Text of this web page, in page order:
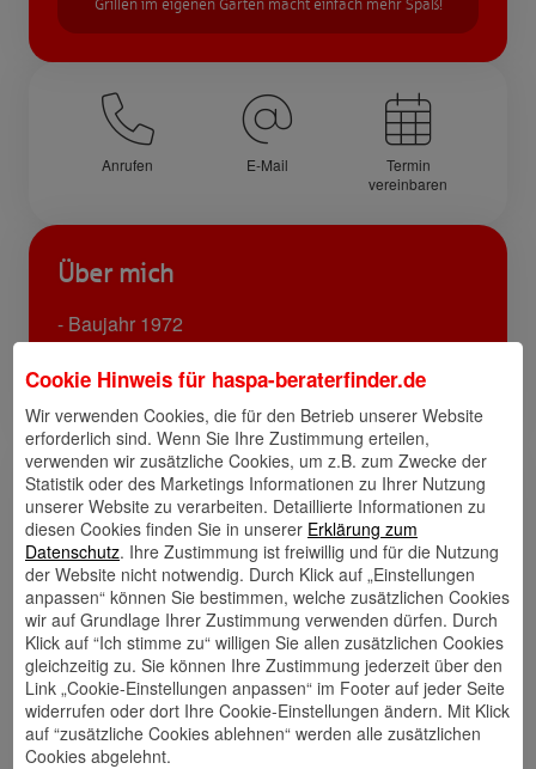
Grillen im eigenen Garten macht einfach mehr Spaß!
Anrufen E-Mail
Termin
vereinbaren
Über mich
- Baujahr 1972
- liebender Papa von zwei zauberhaften Kindern
- ich wohne selbst im Alstertal/ Poppenbüttel &
bin gern in der Natur unterwegs
Links
Kontakt
speichern
Walletkarte
hinzufügen
Rückrufwunsch
Website
🎊 Haspa-
🎯 Service-
Cookie Hinweis für haspa-beraterfinder.de
Wir verwenden Cookies, die für den Betrieb unserer Website
erforderlich sind. Wenn Sie Ihre Zustimmung erteilen,
verwenden wir zusätzliche Cookies, um z.B. zum Zwecke der
Statistik oder des Marketings Informationen zu Ihrer Nutzung
unserer Website zu verarbeiten. Detaillierte Informationen zu
diesen Cookies finden Sie in unserer Erklärung zum
Datenschutz. Ihre Zustimmung ist freiwillig und für die Nutzung
der Website nicht notwendig. Durch Klick auf „Einstellungen
anpassen“ können Sie bestimmen, welche zusätzlichen Cookies
wir auf Grundlage Ihrer Zustimmung verwenden dürfen. Durch
Klick auf “Ich stimme zu“ willigen Sie allen zusätzlichen Cookies
gleichzeitig zu. Sie können Ihre Zustimmung jederzeit über den
Link „Cookie-Einstellungen anpassen“ im Footer auf jeder Seite
widerrufen oder dort Ihre Cookie-Einstellungen ändern. Mit Klick
auf “zusätzliche Cookies ablehnen“ werden alle zusätzlichen
Cookies abgelehnt.